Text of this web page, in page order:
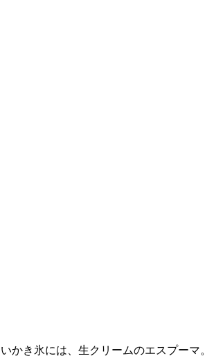
かき氷には、生クリームのエスプーマ。